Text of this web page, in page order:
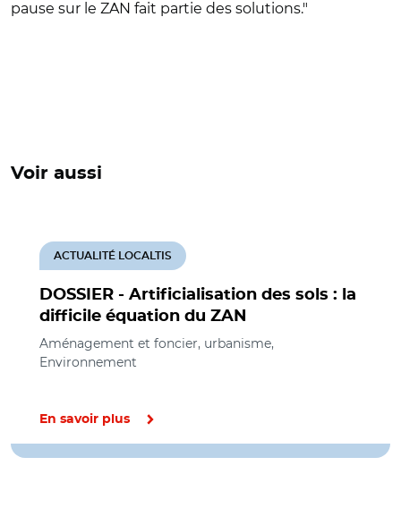
pause sur le ZAN fait partie des solutions."
Voir aussi
DOSSIER - Artificialisation des sols : la
difficile équation du ZAN
ACTUALITÉ LOCALTIS
Aménagement et foncier, urbanisme,
Environnement
En savoir plus